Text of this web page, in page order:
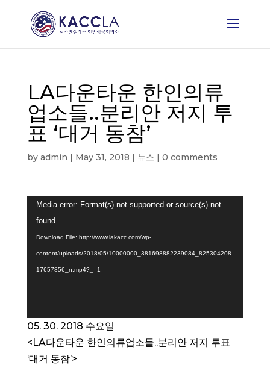
LA다운타운 한인의류
업소들..분리안 저지 투
표 ‘대거 동참’
by admin | May 31, 2018 | 뉴스 | 0 comments
Video
Player
Media error: Format(s) not supported or source(s) not
found
Download File: http://www.lakacc.com/wp-
content/uploads/2018/05/10000000_381698882239084_825304208
17657856_n.mp4?_=1
05. 30. 2018 수요일
<LA다운타운 한인의류업소들..분리안 저지 투표
‘대거 동참’>